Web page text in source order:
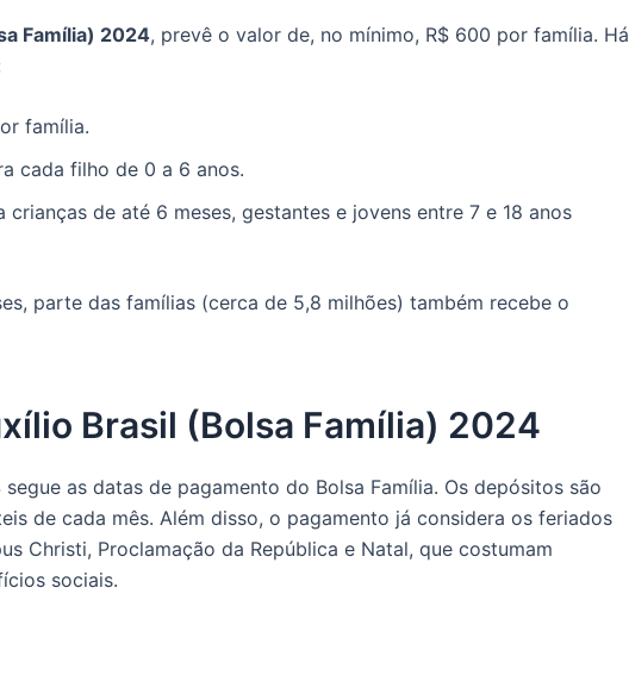
Família) 2024, prevê o valor de, no mínimo, R$ 600 por família. Há
família.
cada filho de 0 a 6 anos.
crianças de até 6 meses, gestantes e jovens entre 7 e 18 anos
parte das famílias (cerca de 5,8 milhões) também recebe o
Brasil (Bolsa Família) 2024
segue as datas de pagamento do Bolsa Família. Os depósitos são
de cada mês. Além disso, o pagamento já considera os feriados
Christi, Proclamação da República e Natal, que costumam
sociais.